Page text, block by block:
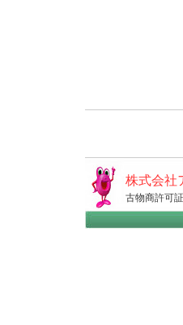
株式会社
古物商許可